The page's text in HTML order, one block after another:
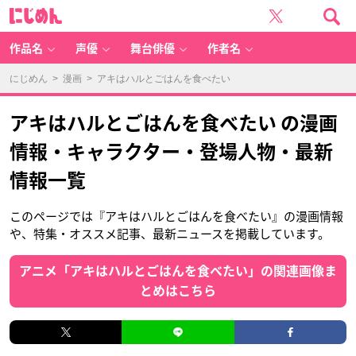
作品名 声優 舞台俳優 作者名
にじめん > 漫画 > アキはハルとごはんを食べたい
アキはハルとごはんを食べたい の漫画
情報・キャラクター・登場人物・最新
情報一覧
このページでは『アキはハルとごはんを食べたい』の漫画情報
や、特集・オススメ記事、最新ニュースを掲載しています。
アニメ「アキはハルとごはんを食べたい」の関連画像ま
とめはこちら